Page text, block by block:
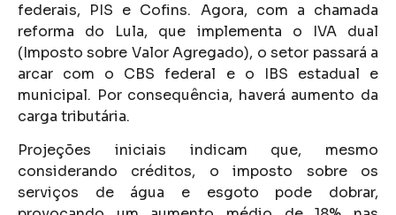
federais, PIS e Cofins. Agora, com a chamada
reforma do Lula, que implementa o IVA dual
(Imposto sobre Valor Agregado), o setor passará a
arcar com o CBS federal e o IBS estadual e
municipal. Por consequência, haverá aumento da
carga tributária.
Projeções iniciais indicam que, mesmo
considerando créditos, o imposto sobre os
serviços de água e esgoto pode dobrar,